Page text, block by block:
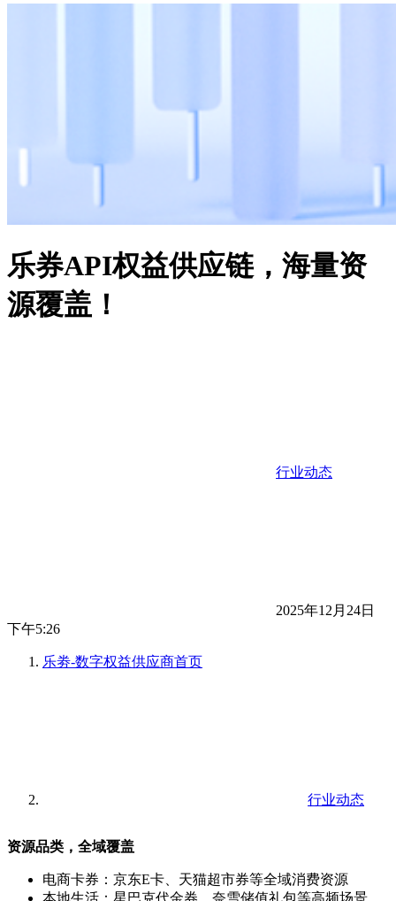
乐券API权益供应链，海量资
源覆盖！
行业动态
2025年12月24日
下午5:26
乐劵-数字权益供应商首页
行业动态
资源品类，全域覆盖
电商卡券：京东E卡、天猫超市券等全域消费资源
本地生活：星巴克代金券、奈雪储值礼包等高频场景